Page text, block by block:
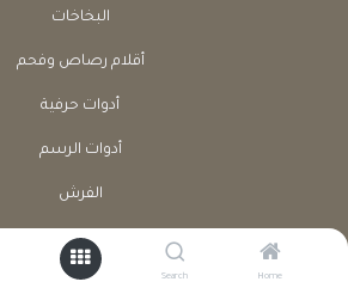
Home
Search
البخاخات
أقلام رصاص وفحم
أدوات حرفية
أدوات الرسم
الفرش
كراسات